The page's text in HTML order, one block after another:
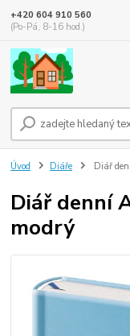
+420 604 910 560
(Po-Pá, 8-16 hod.)
Úvod Diáře Diář
Diář denní
modrý